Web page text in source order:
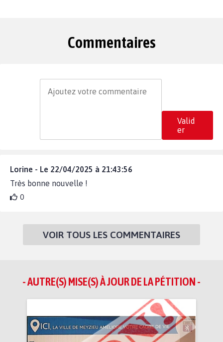
Commentaires
Valid
er
Lorine - Le 22/04/2025 à 21:43:56
Très bonne nouvelle !
0
VOIR TOUS LES COMMENTAIRES
- AUTRE(S) MISE(S) À JOUR DE LA PÉTITION -